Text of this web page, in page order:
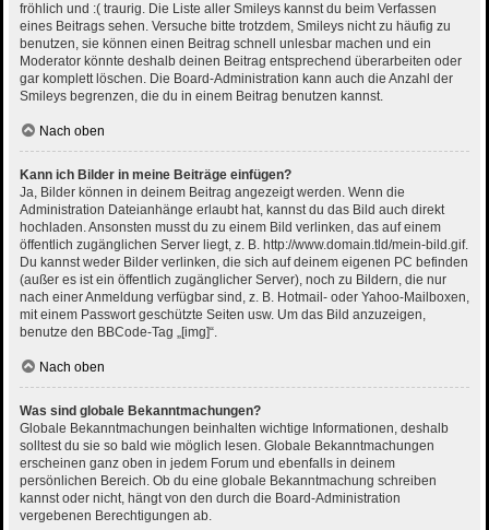
fröhlich und :( traurig. Die Liste aller Smileys kannst du beim Verfassen
eines Beitrags sehen. Versuche bitte trotzdem, Smileys nicht zu häufig zu
benutzen, sie können einen Beitrag schnell unlesbar machen und ein
Moderator könnte deshalb deinen Beitrag entsprechend überarbeiten oder
gar komplett löschen. Die Board-Administration kann auch die Anzahl der
Smileys begrenzen, die du in einem Beitrag benutzen kannst.
Nach oben
Kann ich Bilder in meine Beiträge einfügen?
Ja, Bilder können in deinem Beitrag angezeigt werden. Wenn die
Administration Dateianhänge erlaubt hat, kannst du das Bild auch direkt
hochladen. Ansonsten musst du zu einem Bild verlinken, das auf einem
öffentlich zugänglichen Server liegt, z. B. http://www.domain.tld/mein-bild.gif.
Du kannst weder Bilder verlinken, die sich auf deinem eigenen PC befinden
(außer es ist ein öffentlich zugänglicher Server), noch zu Bildern, die nur
nach einer Anmeldung verfügbar sind, z. B. Hotmail- oder Yahoo-Mailboxen,
mit einem Passwort geschützte Seiten usw. Um das Bild anzuzeigen,
benutze den BBCode-Tag „[img]“.
Nach oben
Was sind globale Bekanntmachungen?
Globale Bekanntmachungen beinhalten wichtige Informationen, deshalb
solltest du sie so bald wie möglich lesen. Globale Bekanntmachungen
erscheinen ganz oben in jedem Forum und ebenfalls in deinem
persönlichen Bereich. Ob du eine globale Bekanntmachung schreiben
kannst oder nicht, hängt von den durch die Board-Administration
vergebenen Berechtigungen ab.